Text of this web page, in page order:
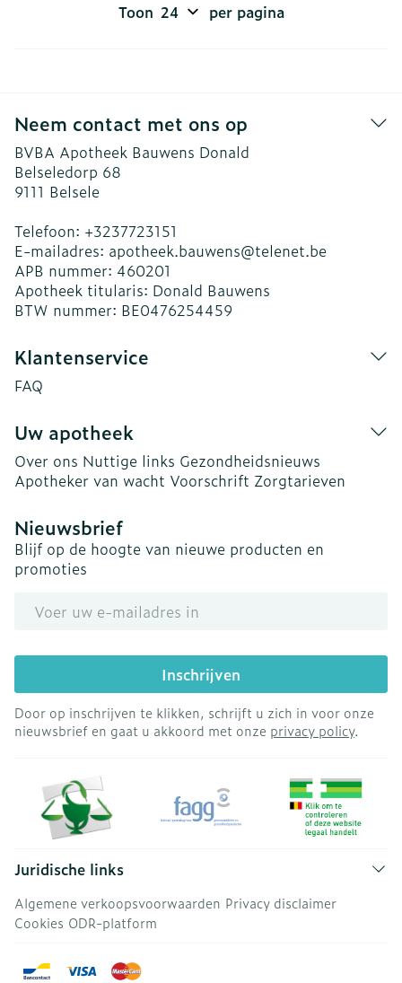
Toon per pagina
Neem contact met ons op
BVBA Apotheek Bauwens Donald
Belseledorp 68
9111 Belsele
Telefoon: +3237723151
E-mailadres: apotheek.bauwens@telenet.be
APB nummer: 460201
Apotheek titularis: Donald Bauwens
BTW nummer: BE0476254459
Klantenservice
FAQ
Uw apotheek
Over ons Nuttige links Gezondheidsnieuws
Apotheker van wacht Voorschrift Zorgtarieven
Nieuwsbrief
Blijf op de hoogte van nieuwe producten en
promoties
Inschrijven
Door op inschrijven te klikken, schrijft u zich in voor onze
nieuwsbrief en gaat u akkoord met onze privacy policy.
Juridische links
Algemene verkoopsvoorwaarden Privacy disclaimer
Cookies ODR-platform